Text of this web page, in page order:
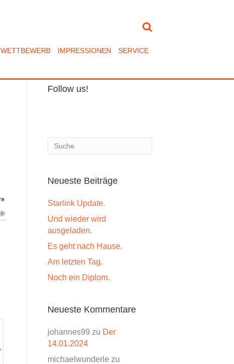
WETTBEWERB IMPRESSIONEN SERVICE
Follow us!
Neueste Beiträge
Starlink Update.
Und wieder wird
ausgeladen.
Es geht nach Hause.
Am letzten Tag.
Noch ein Diplom.
Neueste Kommentare
johannes99 zu Der
14.01.2024
michaelwunderle zu